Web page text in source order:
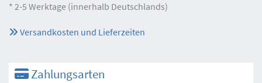
* 2-5 Werktage (innerhalb Deutschlands)
Versandkosten und Lieferzeiten
Zahlungsarten